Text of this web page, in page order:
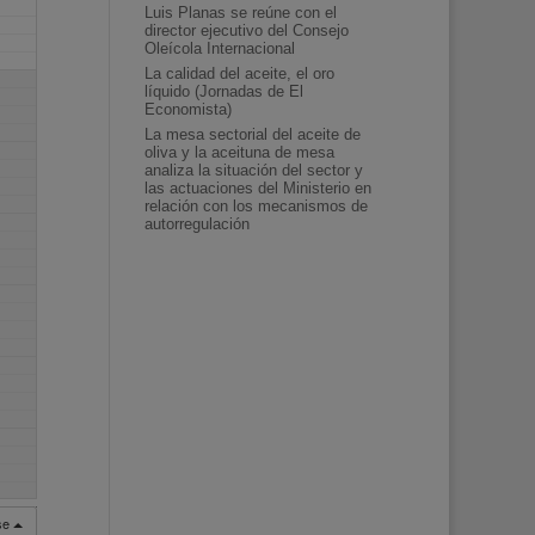
Luis Planas se reúne con el
director ejecutivo del Consejo
Oleícola Internacional
La calidad del aceite, el oro
líquido (Jornadas de El
Economista)
La mesa sectorial del aceite de
oliva y la aceituna de mesa
analiza la situación del sector y
las actuaciones del Ministerio en
relación con los mecanismos de
autorregulación